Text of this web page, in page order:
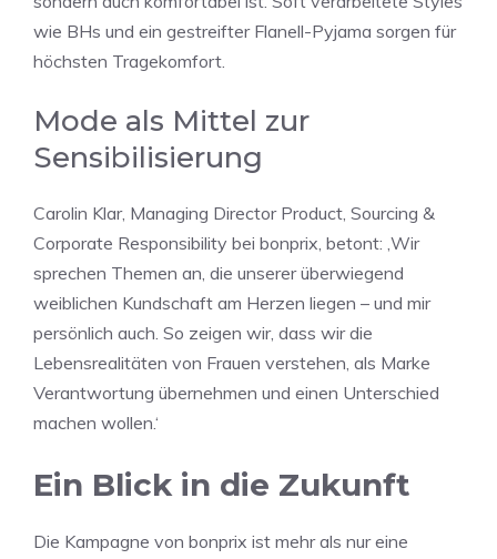
wie BHs und ein gestreifter Flanell-Pyjama sorgen für
höchsten Tragekomfort.
Mode als Mittel zur
Sensibilisierung
Carolin Klar, Managing Director Product, Sourcing &
Corporate Responsibility bei bonprix, betont: ‚Wir
sprechen Themen an, die unserer überwiegend
weiblichen Kundschaft am Herzen liegen – und mir
persönlich auch. So zeigen wir, dass wir die
Lebensrealitäten von Frauen verstehen, als Marke
Verantwortung übernehmen und einen Unterschied
machen wollen.‘
Ein Blick in die Zukunft
Die Kampagne von bonprix ist mehr als nur eine